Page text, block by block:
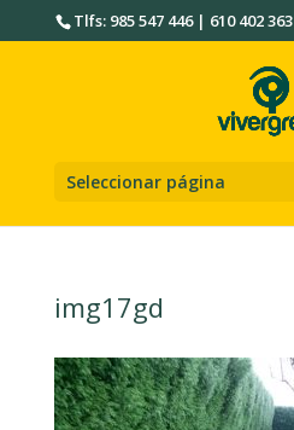
Tlfs: 985 547 446 | 610 402 363
Seleccionar página
img17gd